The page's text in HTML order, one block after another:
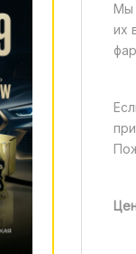
Мы
их